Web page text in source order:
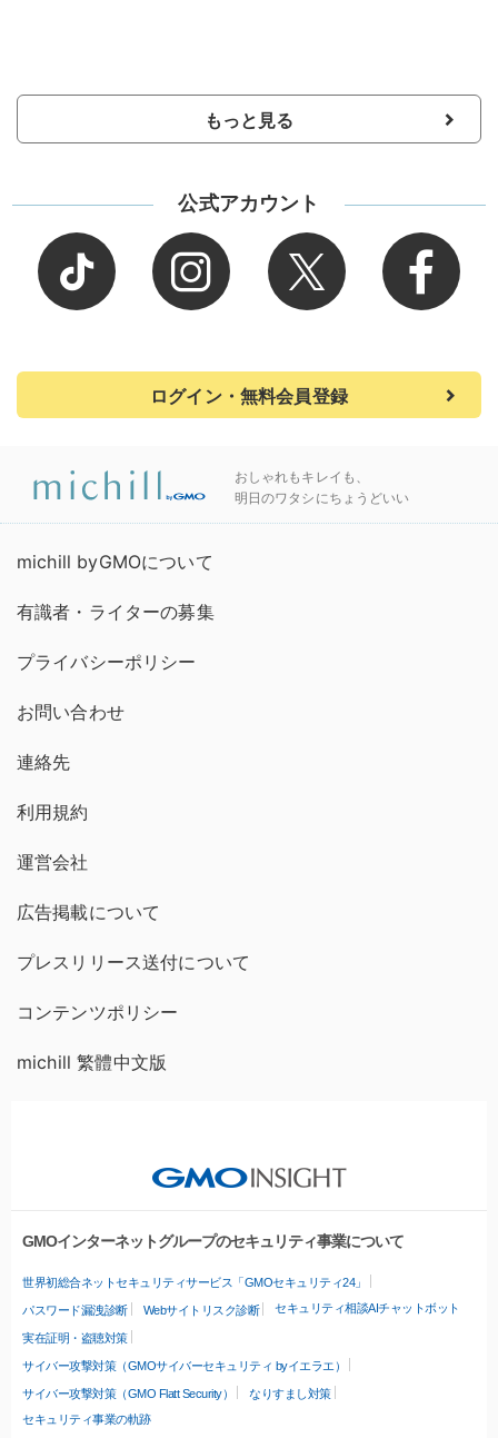
もっと見る
公式アカウント
ログイン・無料会員登録
おしゃれもキレイも、
明日のワタシにちょうどいい
michill byGMOについて
有識者・ライターの募集
プライバシーポリシー
お問い合わせ
連絡先
利用規約
運営会社
広告掲載について
プレスリリース送付について
コンテンツポリシー
michill 繁體中文版
GMOインターネットグループのセキュリティ事業について
世界初総合ネットセキュリティサービス「GMOセキュリティ24」
パスワード漏洩診断 Webサイトリスク診断 セキュリティ相談AIチャットボット
実在証明・盗聴対策
サイバー攻撃対策（GMOサイバーセキュリティ byイエラエ）
サイバー攻撃対策（GMO Flatt Security）
なりすまし対策
セキュリティ事業の軌跡